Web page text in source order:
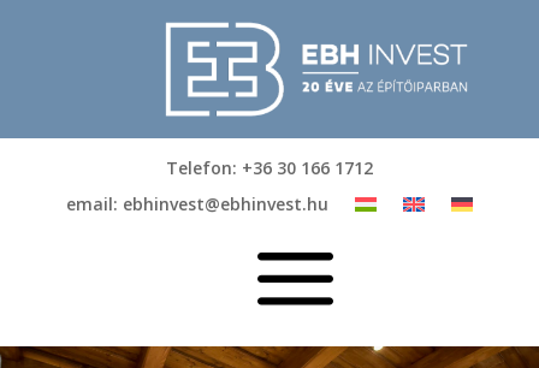
Telefon: +36 30 166 1712
email: ebhinvest@ebhinvest.hu
a